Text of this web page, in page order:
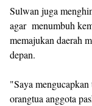
Sulwan juga
agar menumbuh
memajukan daerah
depan.
"Saya
orangtua anggota